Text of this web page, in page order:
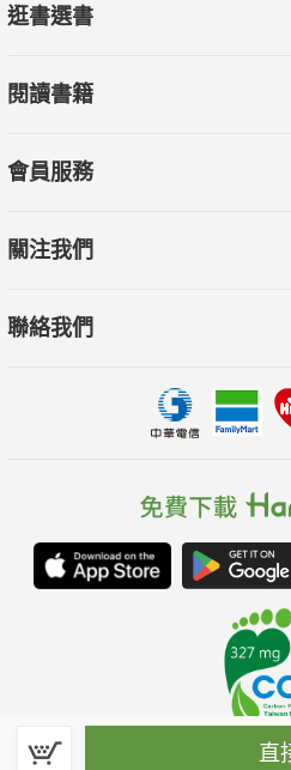
直
逛書選書
閱讀書籍
會員服務
關注我們
聯絡我們